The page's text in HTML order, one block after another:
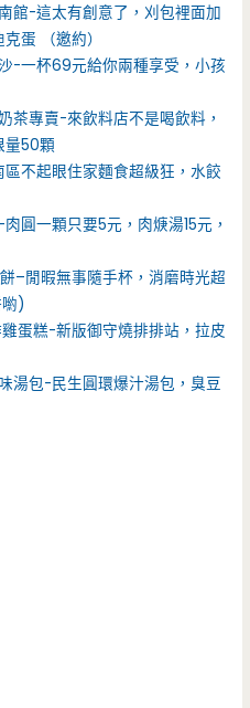
館-這太有創意了，刈包裡面加
蛋 （邀約）
-一杯69元給你兩種享受，小孩
專賣-來飲料店不是喝飲料，
量50顆
不起眼住家麵食超級狂，水餃
圓一顆只要5元，肉焿湯15元，
–閒暇無事隨手杯，消磨時光超
)
蛋糕-新版御守燒排排站，拉皮
湯包-民生圓環爆汁湯包，臭豆